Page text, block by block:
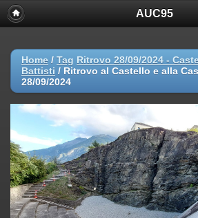
AUC95
Home / Tag Ritrovo 28/09/2024 -
Battisti / Ritrovo al Castello e alla
28/09/2024